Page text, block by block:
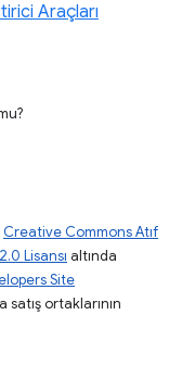
Araçları
Creative Commons Atıf
Lisansı altında
Site
ortaklarının